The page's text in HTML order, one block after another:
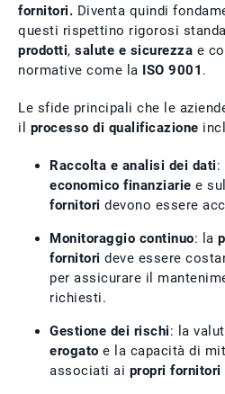
fornitori. Diventa quindi
questi rispettino rigorosi
prodotti, salute e sicurezza e
normative come la ISO 9001 .
Le sfide principali che le
il processo di qualificazione
Raccolta e analisi dei dati:
economico finanziarie e
fornitori devono essere
Monitoraggio continuo: la
fornitori deve essere
per assicurare il
richiesti.
Gestione dei rischi: la
erogato e la capacità di
associati ai propri fornitori